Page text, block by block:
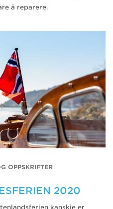
å reparere.
OPPSKRIFTER
2020
kanskje er